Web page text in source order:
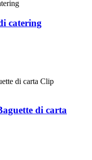
catering
di carta